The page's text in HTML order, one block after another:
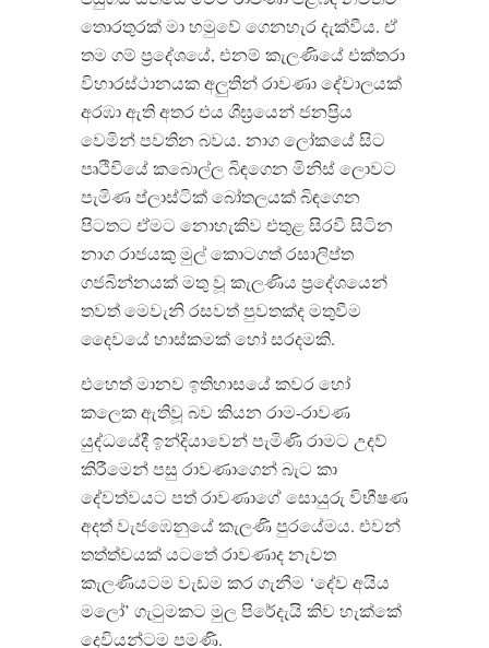
තොරතුරක් මා හමුවේ ගෙනහැර දැක්වීය. ඒ
තම ගම් ප්‍රදේශයේ, එනම් කැලණියේ එක්තරා
විහාරස්ථානයක අලුතින් රාවණා දේවාලයක්
අරඹා ඇති අතර එය ශීඝ්‍රයෙන් ජනප්‍රිය
වෙමින් පවතින බවය. නාග ලෝකයේ සිට
පෘථිවියේ කබොල්ල බිඳගෙන මිනිස් ලොවට
පැමිණ ප්ලාස්ටික් බෝතලයක් බිඳගෙන
පිටතට ඒමට නොහැකිව එතුළ සිරවී සිටින
නාග රාජයකු මුල් කොටගත් රසාලිප්ත
ගජබින්නයක් මතු වූ කැලණිය ප්‍රදේශයෙන්
තවත් මෙවැනි රසවත් පුවතක්ද මතුවීම
දෛවයේ හාස්කමක් හෝ සරදමකි.
එහෙත් මානව ඉතිහාසයේ කවර හෝ
කලෙක ඇතිවූ බව කියන රාම-රාවණ
යුද්ධයේදී ඉන්දියාවෙන් පැමිණි රාමට උදව්
කිරීමෙන් පසු රාවණාගෙන් බැට කා
දේවත්වයට පත් රාවණාගේ සොයුරු විභීෂණ
අදත් වැජඹෙනුයේ කැලණි පුරයේමය. එවන්
තත්ත්වයක් යටතේ රාවණාද නැවත
කැලණියටම වැඩම කර ගැනීම ‘දේව අයිය
මලෝ’ ගැටුමකට මුල පිරේදැයි කිව හැක්කේ
දෙවියන්ටම පමණි.